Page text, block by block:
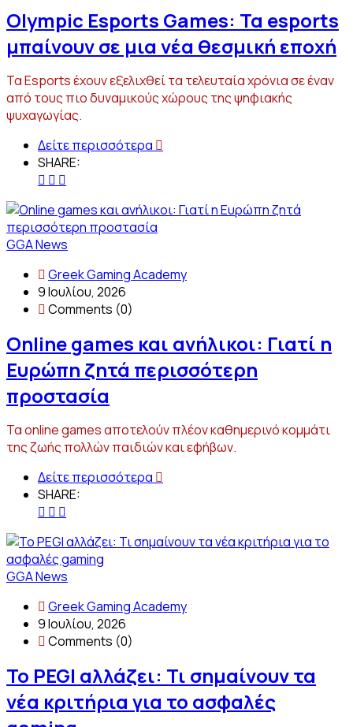
Olympic Esports Games: Τα esports
μπαίνουν σε μια νέα θεσμική εποχή
Τα Esports έχουν εξελιχθεί τα τελευταία χρόνια σε έναν
από τους πιο δυναμικούς χώρους της ψηφιακής
ψυχαγωγίας.
Δείτε περισσότερα
SHARE:
GGA News
Greek Gaming Academy
9 Ιουλίου, 2026
Comments (0)
Online games και ανήλικοι: Γιατί η
Ευρώπη ζητά περισσότερη
προστασία
Τα online games αποτελούν πλέον καθημερινό κομμάτι
της ζωής πολλών παιδιών και εφήβων.
Δείτε περισσότερα
SHARE:
GGA News
Greek Gaming Academy
9 Ιουλίου, 2026
Comments (0)
Το PEGI αλλάζει: Τι σημαίνουν τα
νέα κριτήρια για το ασφαλές